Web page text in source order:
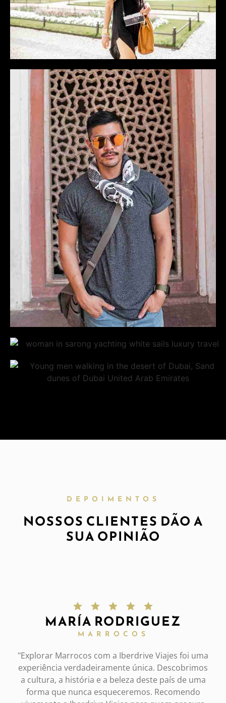
DEPOIMENTOS
NOSSOS CLIENTES DÃO A
SUA OPINIÃO
MARÍA RODRIGUEZ
MARROCOS
"Explorar Marrocos com a Iberdrive Viajes foi uma
experiência verdadeiramente única. Descobrimos
a cultura, a história e a beleza deste país de uma
forma que nunca esqueceremos. Recomendo